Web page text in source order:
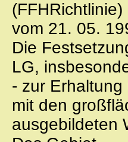
(FFHRichtlinie)
vom 21. 05.
Die
LG,
- zur
mit den
ausgebildeten